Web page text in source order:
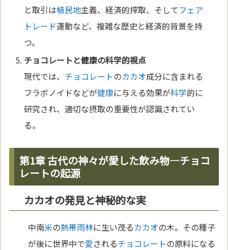
と取引は植民地主義、経済的搾取、そしてフェア
トレード運動など、複雑な歴史と経済的背景を持
つ。
チョコレートと健康の科学的視点
現代では、 チョコレートのカカオ成分に含まれる
フラボノイドなどが健康に与える効果が科学的に
研究され、適切な摂取の重要性が認識されてい
る。
第1章 古代の神々が愛した飲み物—チョコ
レートの起源
カカオの発見と神秘的な実
中南米の熱帯雨林に生い茂るカカオの木。その種子
が後に世界中で愛されるチョコレートの原料になる